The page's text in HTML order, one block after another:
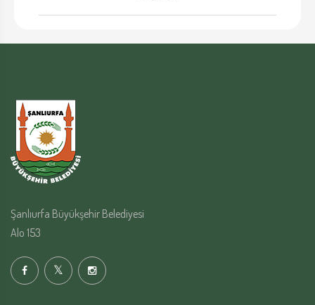
Şanlıurfa Büyükşehir Belediyesi
Alo 153